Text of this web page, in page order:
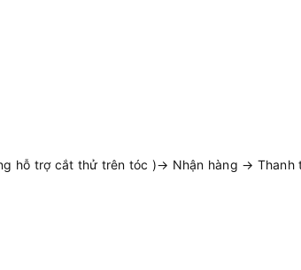
hỗ trợ cắt thử trên tóc )→ Nhận hàng → Thanh